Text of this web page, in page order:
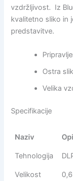
vzdržljivost. Iz
kvalitetno sliko in
predstavitve.
Ostra
Velika
Specifikacije
Naziv
Tehnologija
Velikost